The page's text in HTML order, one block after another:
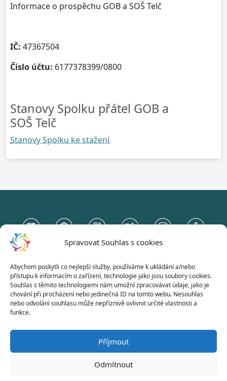
Spravovat Souhlas s cookies
Abychom poskytli co nejlepší služby, používáme k ukládání a/nebo
přístupu k informacím o zařízení, technologie jako jsou soubory cookies.
Souhlas s těmito technologiemi nám umožní zpracovávat údaje, jako je
chování při procházení nebo jedinečná ID na tomto webu. Nesouhlas
nebo odvolání souhlasu může nepříznivě ovlivnit určité vlastnosti a
funkce.
Příjmout
Odmítnout
Informace o prospěchu GOB a SOŠ Telč
IČ: 47367504
Číslo účtu: 6177378399/0800
Stanovy Spolku přátel GOB a
SOŠ Telč
Stanovy Spolku ke stažení
Gymnázium Otokara Březiny
a Střední odborná škola Telč
Hradecká 235, 588 56 Telč
© 2026 | Všechna práva vyhrazena |Gymnázium Otokara Březiny a Střední odborná